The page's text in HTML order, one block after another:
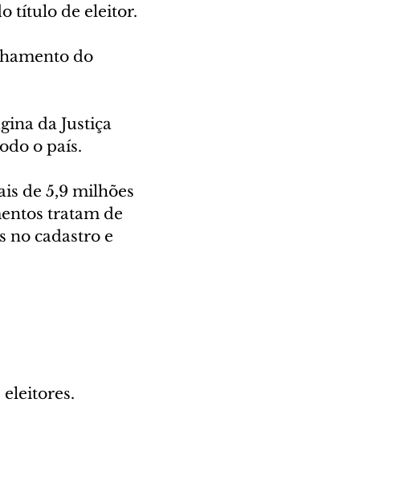
título de eleitor.
do
da Justiça
o país.
de 5,9 milhões
tratam de
no cadastro e
eleitores.